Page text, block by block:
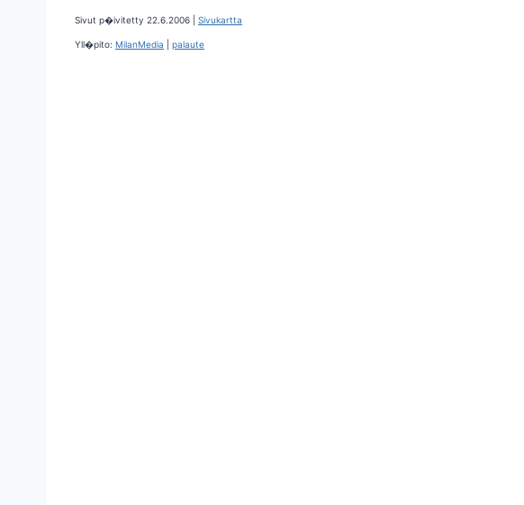
Sivut p�ivitetty 22.6.2006 | Sivukartta
Yll�pito: MilanMedia palaute